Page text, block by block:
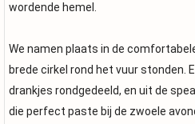
wordende hemel.
We namen plaats in de
brede cirkel rond het vuur stonden.
drankjes rondgedeeld, en uit de
die perfect paste bij de zwoele